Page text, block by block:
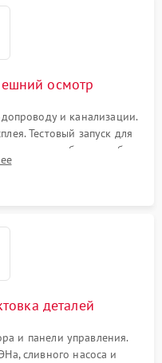
осмотр
и канализации.
Тестовый запуск для
или сбоев в работе
управления.
деталей
и панели управления.
сливного насоса и